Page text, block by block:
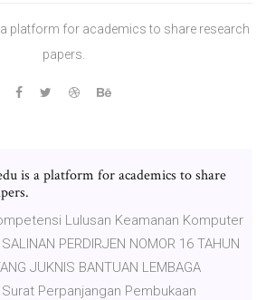
platform for academics to share research
papers.
is a platform for academics to share
Lulusan Keamanan Komputer
PERDIRJEN NOMOR 16 TAHUN
JUKNIS BANTUAN LEMBAGA
Perpanjangan Pembukaan